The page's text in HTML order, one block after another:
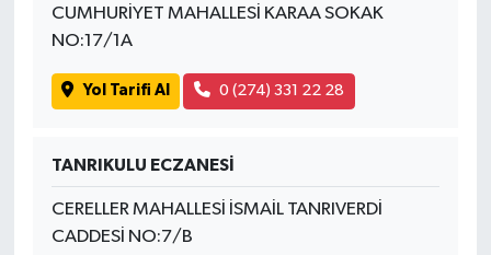
CUMHURİYET MAHALLESİ KARAA SOKAK
NO:17/1A
Yol Tarifi Al 0 (274) 331 22 28
TANRIKULU ECZANESİ
CERELLER MAHALLESİ İSMAİL TANRIVERDİ
CADDESİ NO:7/B